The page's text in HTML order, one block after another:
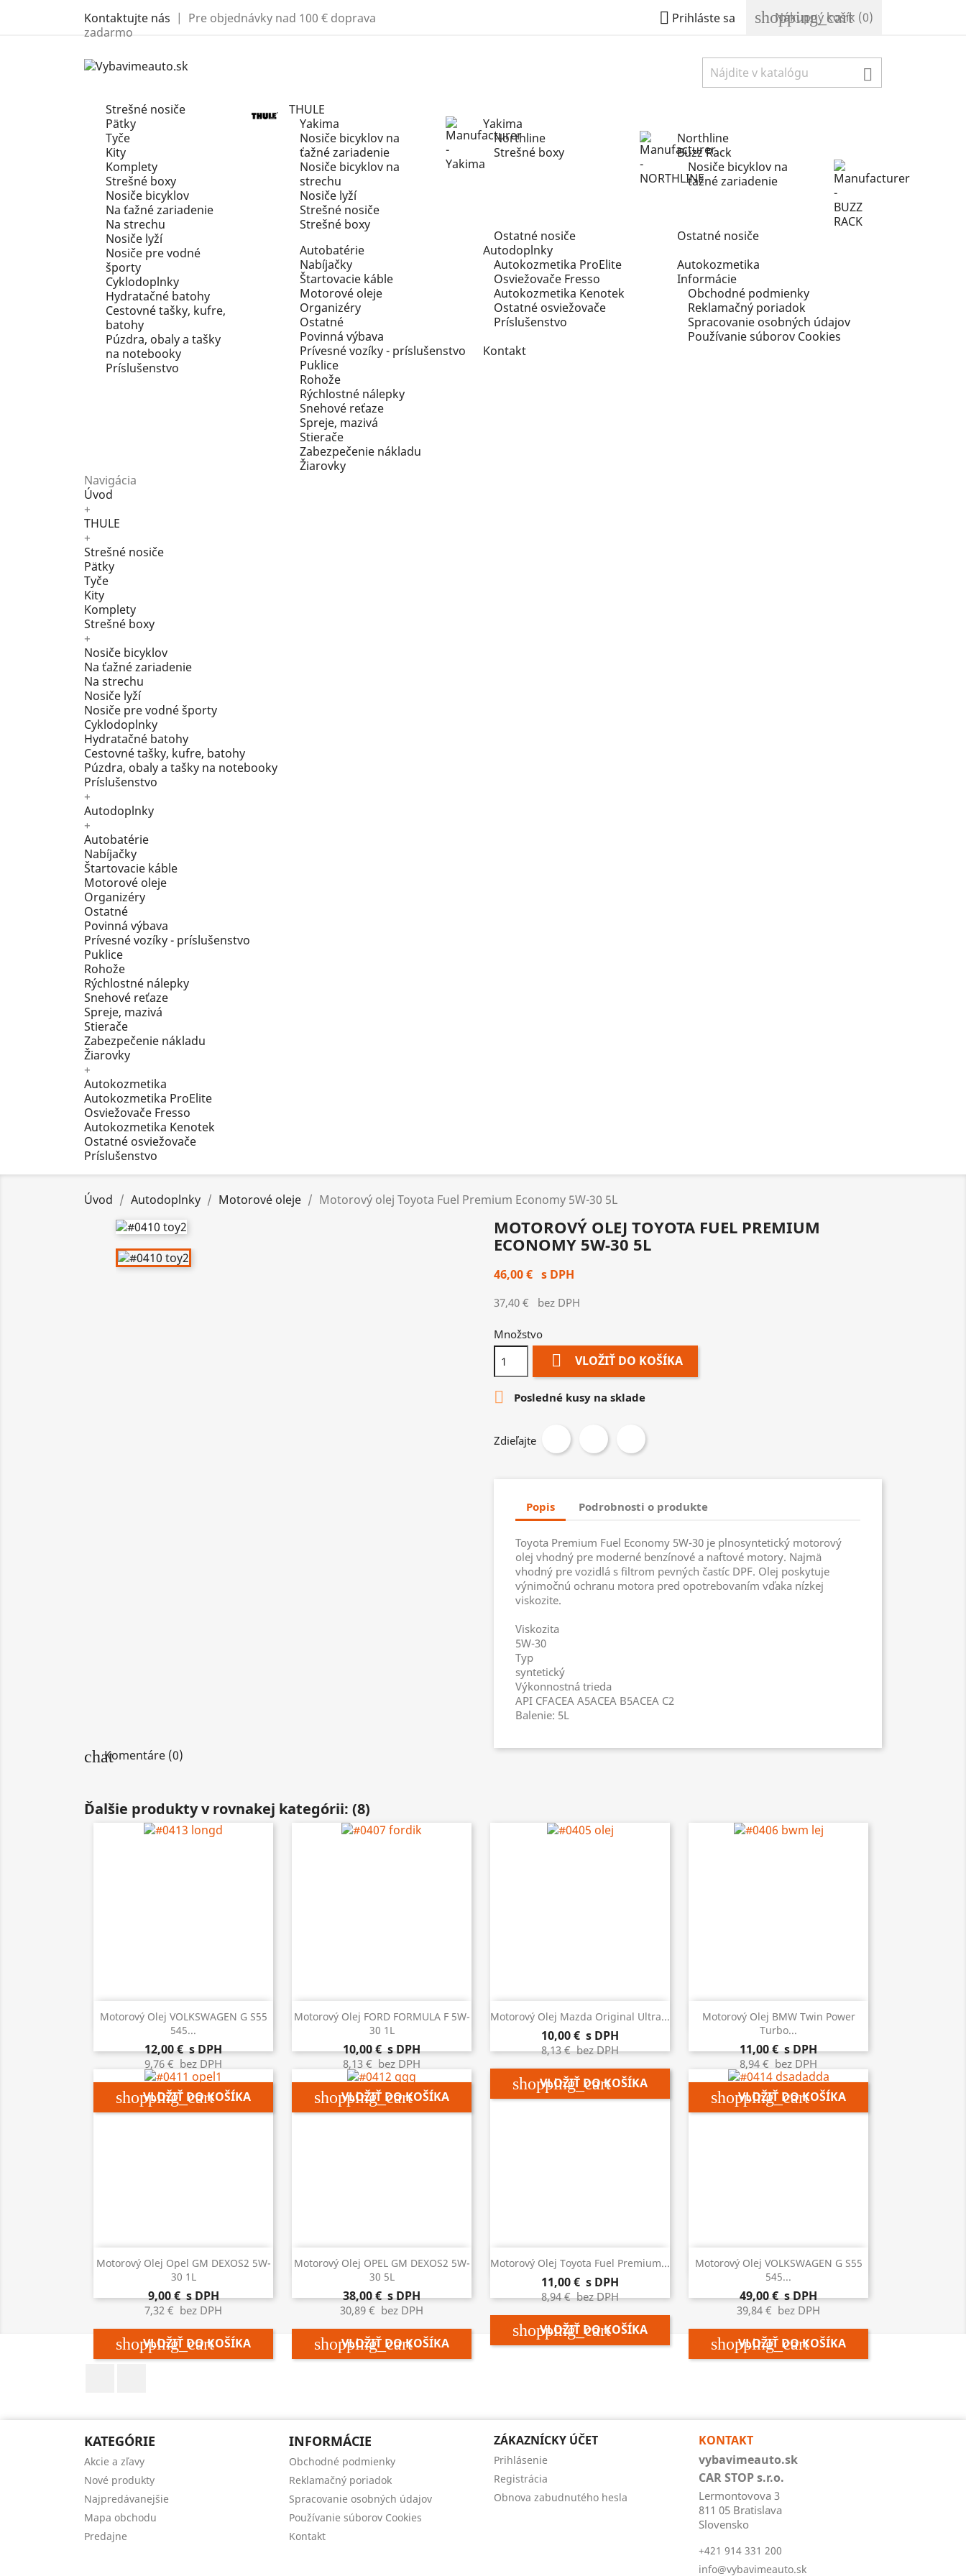
Kontaktujte nás | Pre objednávky nad 100 € doprava
zadarmo
 Prihláste sa shopping_cart
Nákupný košík (0)

THULE
Strešné nosiče
Pätky
Tyče
Kity
Komplety
Strešné boxy
Nosiče bicyklov
Na ťažné zariadenie
Na strechu
Nosiče lyží
Nosiče pre vodné
športy
Cyklodoplnky
Hydratačné batohy
Cestovné tašky, kufre,
batohy
Púzdra, obaly a tašky
na notebooky
Príslušenstvo
Yakima
Yakima
Nosiče bicyklov na
ťažné zariadenie
Nosiče bicyklov na
strechu
Nosiče lyží
Strešné nosiče
Strešné boxy
Northline
Northline
Strešné boxy
Buzz Rack
Nosiče bicyklov na
ťažné zariadenie
Ostatné nosiče
Ostatné nosiče
Autodoplnky
Autobatérie
Nabíjačky
Štartovacie káble
Motorové oleje
Organizéry
Ostatné
Povinná výbava
Prívesné vozíky - príslušenstvo
Puklice
Rohože
Rýchlostné nálepky
Snehové reťaze
Spreje, mazivá
Stierače
Zabezpečenie nákladu
Žiarovky
Autokozmetika
Autokozmetika ProElite
Osviežovače Fresso
Autokozmetika Kenotek
Ostatné osviežovače
Príslušenstvo
Informácie
Obchodné podmienky
Reklamačný poriadok
Spracovanie osobných údajov
Používanie súborov Cookies
Kontakt
Navigácia
Úvod
+
THULE
+
Strešné nosiče
Pätky
Tyče
Kity
Komplety
Strešné boxy
+
Nosiče bicyklov
Na ťažné zariadenie
Na strechu
Nosiče lyží
Nosiče pre vodné športy
Cyklodoplnky
Hydratačné batohy
Cestovné tašky, kufre, batohy
Púzdra, obaly a tašky na notebooky
Príslušenstvo
+
Autodoplnky
+
Autobatérie
Nabíjačky
Štartovacie káble
Motorové oleje
Organizéry
Ostatné
Povinná výbava
Prívesné vozíky - príslušenstvo
Puklice
Rohože
Rýchlostné nálepky
Snehové reťaze
Spreje, mazivá
Stierače
Zabezpečenie nákladu
Žiarovky
+
Autokozmetika
Autokozmetika ProElite
Osviežovače Fresso
Autokozmetika Kenotek
Ostatné osviežovače
Príslušenstvo
Úvod Autodoplnky Motorové oleje Motorový olej Toyota Fuel Premium Economy 5W-30 5L
MOTOROVÝ OLEJ TOYOTA FUEL PREMIUM
ECONOMY 5W-30 5L
46,00 € s DPH
37,40 € bez DPH
Množstvo
 VLOŽIŤ DO KOŠÍKA
 Posledné kusy na sklade
Zdieľajte
Popis Podrobnosti o produkte
Toyota Premium Fuel Economy 5W-30 je plnosyntetický motorový
olej vhodný pre moderné benzínové a naftové motory. Najmä
vhodný pre vozidlá s filtrom pevných častíc DPF. Olej poskytuje
výnimočnú ochranu motora pred opotrebovaním vďaka nízkej
viskozite.
Viskozita
5W-30
Typ
syntetický
Výkonnostná trieda
API CFACEA A5ACEA B5ACEA C2
Balenie: 5L
chatKomentáre (0)
Ďalšie produkty v rovnakej kategórii: (8)
Motorový Olej VOLKSWAGEN G S55
545...
12,00 €s DPH
9,76 € bez DPH
shopping_cart
VLOŽIŤ DO KOŠÍKA
 Rýchly náhľad
Motorový Olej FORD FORMULA F 5W-
30 1L
10,00 €s DPH
8,13 € bez DPH
shopping_cart
VLOŽIŤ DO KOŠÍKA
 Rýchly náhľad Motorový Olej Mazda Original Ultra...
10,00 € s DPH
8,13 €bez DPH
shopping_cart
VLOŽIŤ DO KOŠÍKA
 Rýchly náhľad
Motorový Olej BMW Twin Power
Turbo...
11,00 €s DPH
8,94 € bez DPH
shopping_cart
VLOŽIŤ DO KOŠÍKA
 Rýchly náhľad
Motorový Olej Opel GM DEXOS2 5W-
30 1L
9,00 €s DPH
7,32 € bez DPH
shopping_cart
VLOŽIŤ DO KOŠÍKA
 Rýchly náhľad
Motorový Olej OPEL GM DEXOS2 5W-
30 5L
38,00 €s DPH
30,89 € bez DPH
shopping_cart
VLOŽIŤ DO KOŠÍKA
 Rýchly náhľad Motorový Olej Toyota Fuel Premium...
11,00 € s DPH
8,94 €bez DPH
shopping_cart
VLOŽIŤ DO KOŠÍKA
 Rýchly náhľad
Motorový Olej VOLKSWAGEN G S55
545...
49,00 €s DPH
39,84 € bez DPH
shopping_cart
VLOŽIŤ DO KOŠÍKA
 Rýchly náhľad
KATEGÓRIE
Akcie a zľavy
Nové produkty
Najpredávanejšie
Mapa obchodu
Predajne
INFORMÁCIE
Obchodné podmienky
Reklamačný poriadok
Spracovanie osobných údajov
Používanie súborov Cookies
Kontakt
ZÁKAZNÍCKY ÚČET
Prihlásenie
Registrácia
Obnova zabudnutého hesla
KONTAKT
vybavimeauto.sk
CAR STOP s.r.o.
Lermontovova 3
811 05 Bratislava
Slovensko
+421 914 331 200
info@vybavimeauto.sk